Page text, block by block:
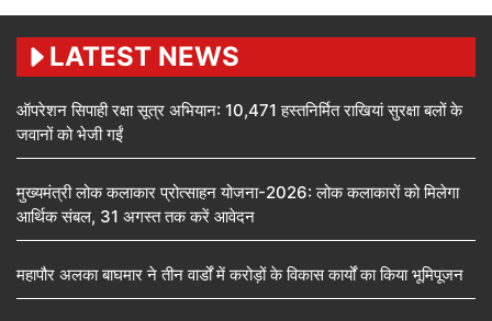
LATEST NEWS
ऑपरेशन सिपाही रक्षा सूत्र अभियान: 10,471 हस्तनिर्मित राखियां सुरक्षा बलों के
जवानों को भेजी गईं
मुख्यमंत्री लोक कलाकार प्रोत्साहन योजना-2026: लोक कलाकारों को मिलेगा
आर्थिक संबल, 31 अगस्त तक करें आवेदन
महापौर अलका बाघमार ने तीन वार्डों में करोड़ों के विकास कार्यों का किया भूमिपूजन